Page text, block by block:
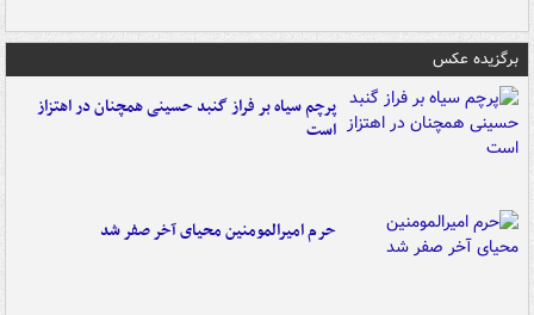
برگزیده عکس
پرچم سیاه بر فراز گنبد حسینی همچنان در اهتزاز
است
حرم امیرالمومنین محیای آخر صفر شد